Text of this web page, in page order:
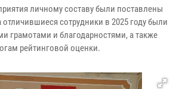
личному составу были поставлены
отличившиеся сотрудники в 2025 году были
грамотами и благодарностями, а также
рейтинговой оценки.